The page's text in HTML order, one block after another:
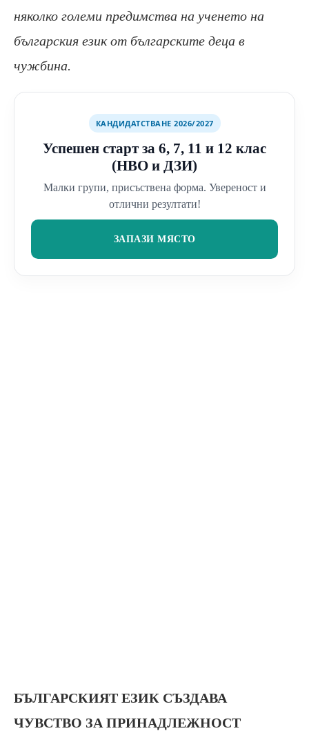
няколко големи предимства на ученето на
българския език от българските деца в
чужбина.
КАНДИДАТСТВАНЕ 2026/2027
Успешен старт за 6, 7, 11 и 12 клас
(НВО и ДЗИ)
Малки групи, присъствена форма. Увереност и
отлични резултати!
ЗАПАЗИ МЯСТО
БЪЛГАРСКИЯТ ЕЗИК СЪЗДАВА
ЧУВСТВО ЗА ПРИНАДЛЕЖНОСТ